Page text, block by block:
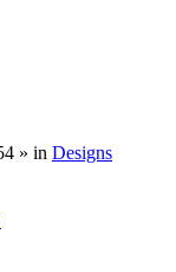
» in Designs